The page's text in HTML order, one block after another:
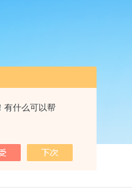
有什么可以帮